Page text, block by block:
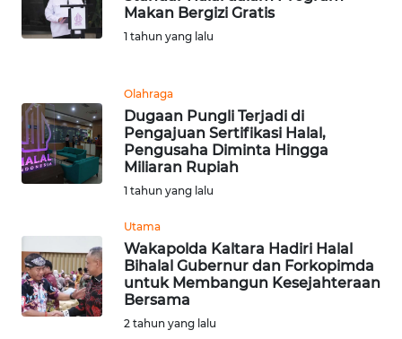
Makan Bergizi Gratis
1 tahun yang lalu
Olahraga
Dugaan Pungli Terjadi di
Pengajuan Sertifikasi Halal,
Pengusaha Diminta Hingga
Miliaran Rupiah
1 tahun yang lalu
Utama
Wakapolda Kaltara Hadiri Halal
Bihalal Gubernur dan Forkopimda
untuk Membangun Kesejahteraan
Bersama
2 tahun yang lalu
MEDIA
SIBER
KARIR
DISCLAIMER
Regional
WN